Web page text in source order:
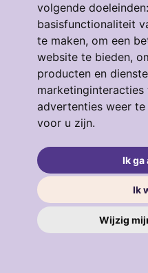
volgende doeleinden:
basisfunctionaliteit
te maken, om een
website te bieden,
producten en
marketinginteracties
advertenties weer
voor u zijn.
Ik ga
Ik
Wijzig
Eendrachtstraat
3134GM,
€ 319.000